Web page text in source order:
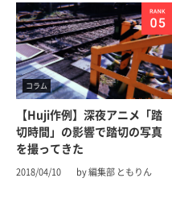
コラム
【Huji作例】深夜アニメ「踏
切時間」の影響で踏切の写真
を撮ってきた
2018/04/10 by 編集部 ともりん